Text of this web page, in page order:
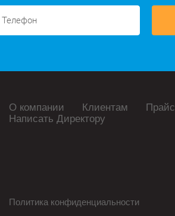
О компании Клиентам Прайс
Написать Директору
Политика конфиденциальности